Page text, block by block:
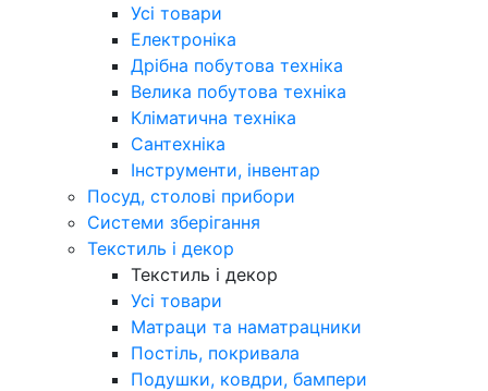
Усі товари
Електроніка
Дрібна побутова техніка
Велика побутова техніка
Кліматична техніка
Сантехніка
Інструменти, інвентар
Посуд, столові прибори
Системи зберігання
Текстиль і декор
Текстиль і декор
Усі товари
Матраци та наматрацники
Постіль, покривала
Подушки, ковдри, бампери